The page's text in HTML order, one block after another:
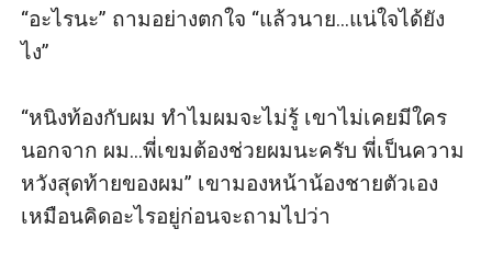
“คุณวิ” พิชชภรณ์หน้าถอดสีและอุทานอย่างตกใจ
“ใช่...ฉันเอง ถึงเวลาที่แกต้องชดใช้ แม้ว่าสิ่งที่ฉันเสียไปจะ
ความเจ็บใจ
พิชชภรณ์พยายามดันตัวเองให้ลุกนั่งได้จนสําเร็จ พร้อมกับ
หันไป สํารวจรอบ ๆ ห้อง ภายในห้องสีขาวขนาดไม่ใหญ่
มาก ไม่มีหน้าต่าง เลยมีเพียงประตูสําหรับเปิดเข้าออกเพียง
“อะไรนะ” ถามอย่างตกใจ “แล้วนาย...แน่ใจได้ยัง
ไง”
“หนิงท้องกับผม ทําไมผมจะไม่รู้ เขาไม่เคยมีใคร
นอกจาก ผม...พี่เขมต้องช่วยผมนะครับ พี่เป็นความ
หวังสุดท้ายของผม” เขามองหน้าน้องชายตัวเอง
เหมือนคิดอะไรอยู่ก่อนจะถามไปว่า